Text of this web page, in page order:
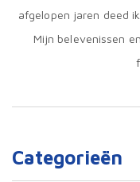
Categorieën
afgelopen jaren deed
Mijn belevenissen